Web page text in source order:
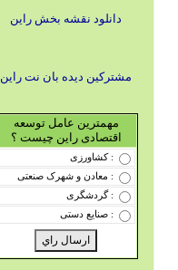
دانلود نقشه بخش راین
مشترکین دیده بان نت راین
مهمترین عامل توسعه
اقتصادی راین چیست ؟
: کشاورزی
: معادن و شهرک صنعتی
: گردشگری
: صنایع دستی